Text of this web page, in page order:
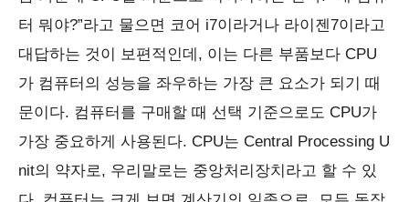
터 뭐야?”라고 물으면 코어 i7이라거나 라이젠7이라고
대답하는 것이 보편적인데, 이는 다른 부품보다 CPU
가 컴퓨터의 성능을 좌우하는 가장 큰 요소가 되기 때
문이다. 컴퓨터를 구매할 때 선택 기준으로도 CPU가
가장 중요하게 사용된다. CPU는 Central Processing U
nit의 약자로, 우리말로는 중앙처리장치라고 할 수 있